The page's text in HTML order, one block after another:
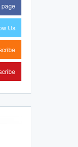
page
Us